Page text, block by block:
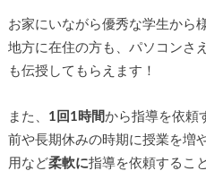
お家にいながら優秀な学生から
地方に在住の方も、パソコンさ
も伝授してもらえます！
また、 1回1時間から指導を依頼
前や長期休みの時期に授業を増
用など柔軟に指導を依頼するこ